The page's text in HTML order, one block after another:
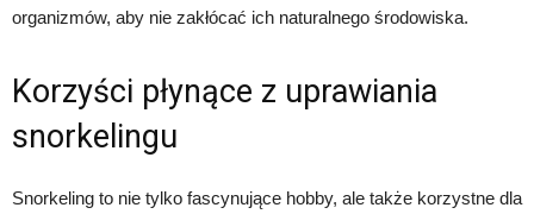
organizmów, aby nie zakłócać ich naturalnego środowiska.
Korzyści płynące z uprawiania
snorkelingu
Snorkeling to nie tylko fascynujące hobby, ale także korzystne dla